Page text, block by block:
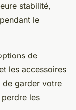
stabilité,
le
de
les accessoires
de garder votre
les